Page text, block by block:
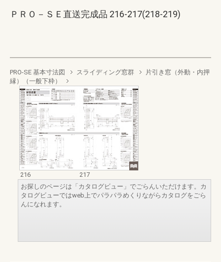
ＰＲＯ－ＳＥ直送完成品 216-217(218-219)
PRO-SE 基本寸法図 スライディング窓群
片引き窓（外動・内押
縁）（一般下枠）
216
217
お探しのページは「カタログビュー」でごらんいただけます。カ
タログビューではweb上でパラパラめくりながらカタログをごら
んになれます。